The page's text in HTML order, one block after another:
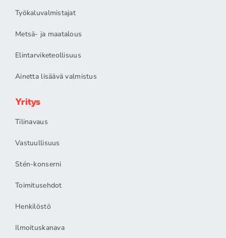
Työkaluvalmistajat
Metsä- ja maatalous
Elintarviketeollisuus
Ainetta lisäävä valmistus
Yritys
Tilinavaus
Vastuullisuus
Stén-konserni
Toimitusehdot
Henkilöstö
Ilmoituskanava